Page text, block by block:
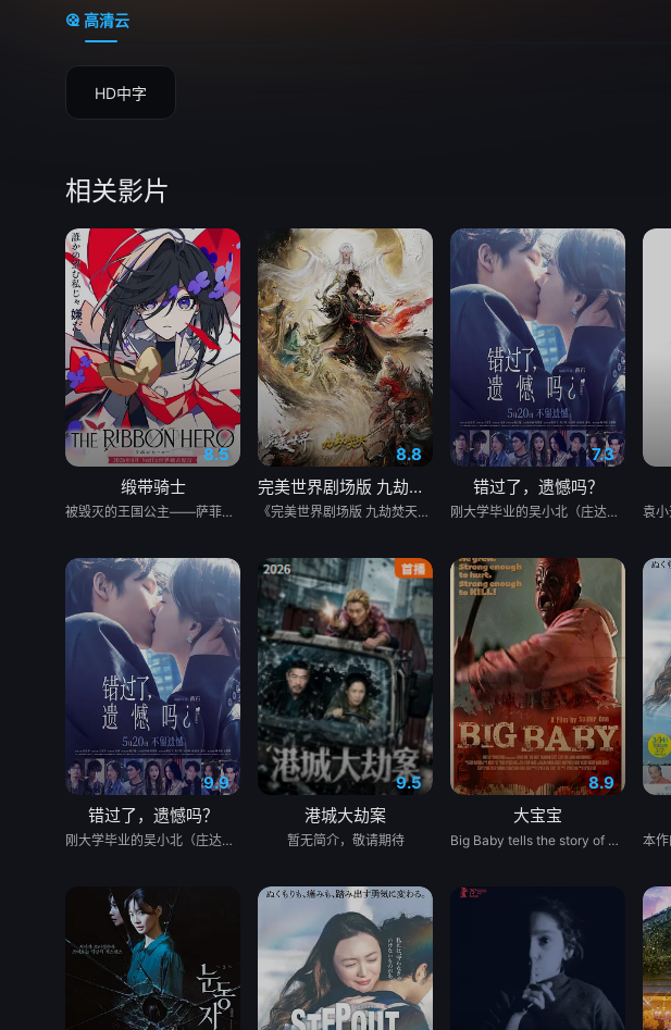
高清云
HD中字
相关影片
8.5
缎带骑士
被毁灭的王国公主——萨菲娅。 灾厄“内尔伽勒”夺走了她故乡希尔弗兰的一切，她在绝望的尽头，抵达了戈尔德兰。 她怀抱着过往，在人们的温柔相待中，开始觅得一丝微小的希望。 然而，仿佛是为了嘲弄这份平静的日常，灾厄“内尔伽勒”再度降临。 曾将故乡化为灰烬的绝望，如今又要夺走这片土地的光芒。 ——已经，不会再失去任何东西。也不会让任何人失去。 少女拂去悲伤的泪水，执剑而起。 这是一个系上缎带、决心反抗命运的，属于一位英雄的故事。
8.8
完美世界剧场版 九劫焚天
《完美世界剧场版 九劫焚天》是动画《完美世界》的第二部剧场版作品。故事聚焦仙古纪元终极之战。 祖祭灵柳神挺身而出，率众寻求希望。荒天帝石昊以一滴真血化作分身，逆转时空降临仙古，在生死与共中寻求根除黑暗的终极之法。 黑暗大劫降下，仙古终章，悲壮奏响！
7.3
错过了，遗憾吗？
刚大学毕业的吴小北（庄达菲 饰）被初恋男友李天昊（周澄奧 饰）断崖式分手后陷入无尽的情绪反扑。她沉溺于失恋的痛苦，闺蜜米亚（赵佳丽 饰）像救命的解药，一直陪在她身边。而后，她又阴差阳错先后与情场高手老崔（白客 饰）和热情小奶狗小李（敖子逸 饰）产生交际，邂逅了灵魂契合却很难走近的Crush王哲远（王安宇 饰）。
9.9
错过了，遗憾吗？
刚大学毕业的吴小北（庄达菲 饰）被初恋男友李天昊（周澄奧 饰）断崖式分手后陷入无尽的情绪反扑。她沉溺于失恋的痛苦，闺蜜米亚（赵佳丽 饰）像救命的解药，一直陪在她身边。而后，她又阴差阳错先后与情场高手老崔（白客 饰）和热情小奶狗小李（敖子逸 饰）产生交际，邂逅了灵魂契合却很难走近的Crush王哲远（王安宇 饰）。
9.5
港城大劫案
暂无简介，敬请期待
8.9
大宝宝
Big Baby tells the story of Adam Lewis, a successful horror screenwriter struggling for inspiration for his latest script. After a graphic and realistic nightmare of a hulking man dressed in a baby mask and onesie who axe murders his girlfriend Kate in the middle of the night, Adam gets the inspiration he needs for his new screenplay. Excited about the direction his story is taking, he starts losing himself in his script. Things are better than ever for Adam and Kate until “Big Baby” starts appearing in real life and tormenting and killing victims fueled by his own revenge. Characters from Adam’s script begin to pay him visits pleading for their lives, and he quickly realizes he holds their fate in his hands. Power and fear completely consume Adam until his girlfriend Kate is terrified of the man she once loved.